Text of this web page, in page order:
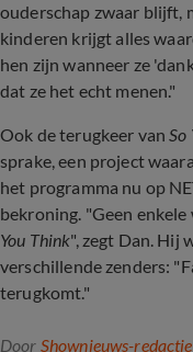
ouderschap zwaar blijft,
kinderen krijgt alles
hen zijn wanneer ze
dat ze het echt menen."
Ook de terugkeer vanSo
sprake, een project
het programma nu op
bekroning. "Geen
You Think", zegt Dan. Hij
verschillende zenders:
terugkomt."
Door Shownieuws-redactie